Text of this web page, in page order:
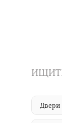
Двери